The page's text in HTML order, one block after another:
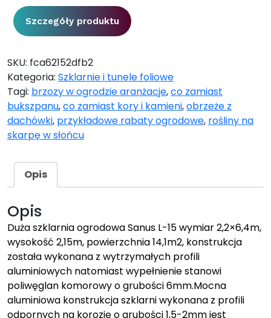
Szczegóły produktu
SKU: fca62152dfb2
Kategoria: Szklarnie i tunele foliowe
Tagi: brzozy w ogrodzie aranżacje,co zamiast
bukszpanu,co zamiast kory i kamieni,obrzeże z
dachówki, przykładowe rabaty ogrodowe, rośliny na
skarpę w słońcu
Opis
Opis
Duża szklarnia ogrodowa Sanus L-15 wymiar 2,2×6,4m,
wysokość 2,15m, powierzchnia 14,1m2, konstrukcja
została wykonana z wytrzymałych profili
aluminiowych natomiast wypełnienie stanowi
poliwęglan komorowy o grubości 6mm.Mocna
aluminiowa konstrukcja szklarni wykonana z profili
odpornych na korozję o grubości 1,5-2mm jest